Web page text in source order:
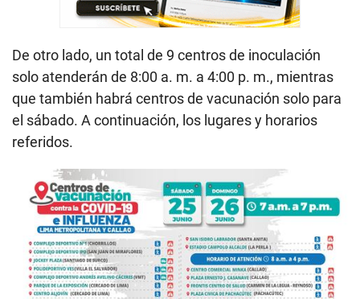
De otro lado, un total de 9 centros de inoculación
solo atenderán de 8:00 a. m. a 4:00 p. m., mientras
que también habrá centros de vacunación solo para
el sábado. A continuación, los lugares y horarios
referidos.